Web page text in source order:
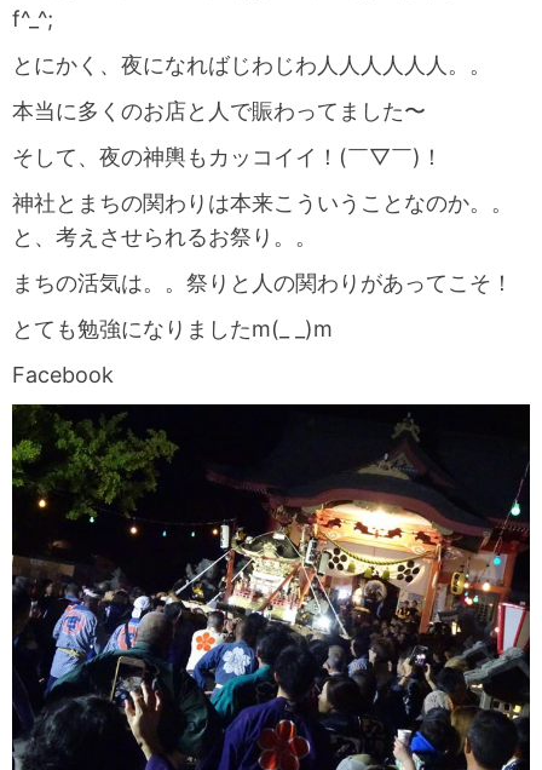
f^_^;
とにかく、夜になればじわじわ人人人人人人。。
本当に多くのお店と人で賑わってました〜
そして、夜の神輿もカッコイイ！(￣▽￣)！
神社とまちの関わりは本来こういうことなのか。。
と、考えさせられるお祭り。。
まちの活気は。。祭りと人の関わりがあってこそ！
とても勉強になりましたm(_ _)m
Facebook